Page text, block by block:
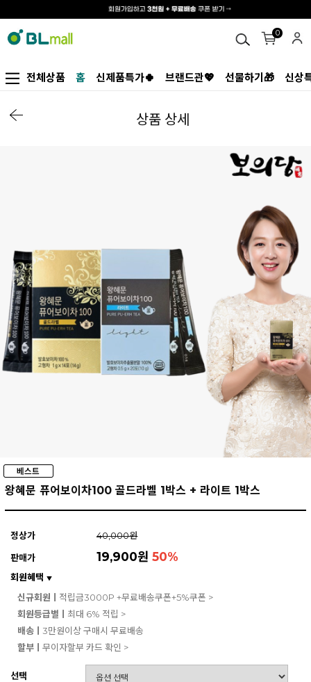
0
전체상품 홈 신제품특가🍀 브랜드관💖 선물하기🎁 신상
상품 상세
왕혜문 퓨어보이차100 골드라벨 1박스 + 라이트 1박스
정상가
40,000원
판매가
19,900원50%
회원혜택 ▼
신규회원ㅣ 적립금3000P +무료배송쿠폰+5%쿠폰 >
회원등급별ㅣ 최대 6% 적립 >
배송ㅣ 3만원이상 구매시 무료배송
할부ㅣ 무이자할부 카드 확인 >
선택